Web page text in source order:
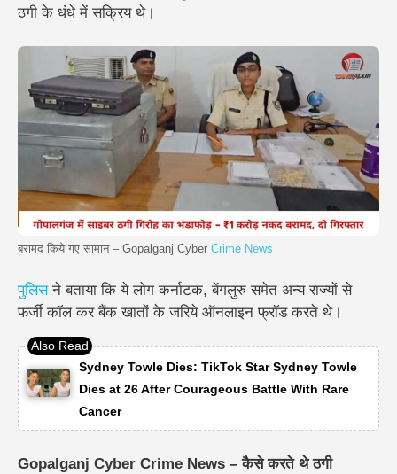
ठगी के धंधे में सक्रिय थे।
बरामद किये गए सामान – Gopalganj Cyber Crime News
पुलिसने बताया कि ये लोग कर्नाटक, बेंगलुरु समेत अन्य राज्यों से
फर्जी कॉल कर बैंक खातों के जरिये ऑनलाइन फ्रॉड करते थे।
Sydney Towle Dies: TikTok Star Sydney Towle
Dies at 26 After Courageous Battle With Rare
Cancer
Gopalganj Cyber Crime News – कैसे करते थे ठगी